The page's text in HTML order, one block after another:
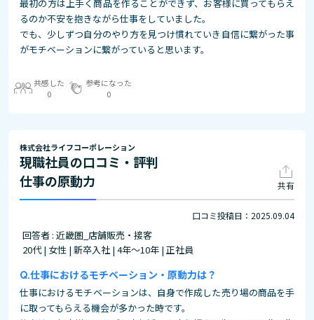
最初の方は上手く商品を作ることができず、お客様に買ってもらえ
るのか不安を抱きながら仕事をしていました。
でも、少しずつ自分のやり方を見つけ慣れていき自信に繋がった事
がモチベーションに繋がっていると思います。
共感した
0
参考になった
0
株式会社ライフコーポレーション
現職社員の口コミ・評判
仕事の原動力
共有
口コミ投稿日：2025.09.04
回答者 : 近畿圏_店舗販売・接客
20代 | 女性 | 新卒入社 | 4年～10年 | 正社員
仕事におけるモチベーション・原動力は？
仕事におけるモチベーションは、自身で作成した売り場の商品を手
に取ってもらえる機会が多かった時です。